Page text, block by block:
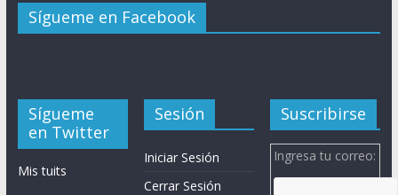
Sígueme en Facebook
Sígueme
en Twitter
Mis tuits
Sesión
Iniciar Sesión
Cerrar Sesión
Suscribirse
Ingresa tu correo: